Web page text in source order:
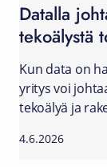
Datalla
tekoälystä
Kun data on
yritys voi
tekoälyä ja
4.6.2026